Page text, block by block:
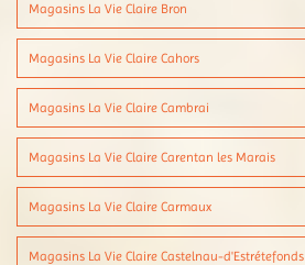
Magasins La Vie Claire Bron
Magasins La Vie Claire Cahors
Magasins La Vie Claire Cambrai
Magasins La Vie Claire Carentan les Marais
Magasins La Vie Claire Carmaux
Magasins La Vie Claire Castelnau-d'Estrétefonds